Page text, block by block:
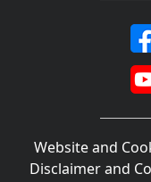
Website and
Disclaimer and